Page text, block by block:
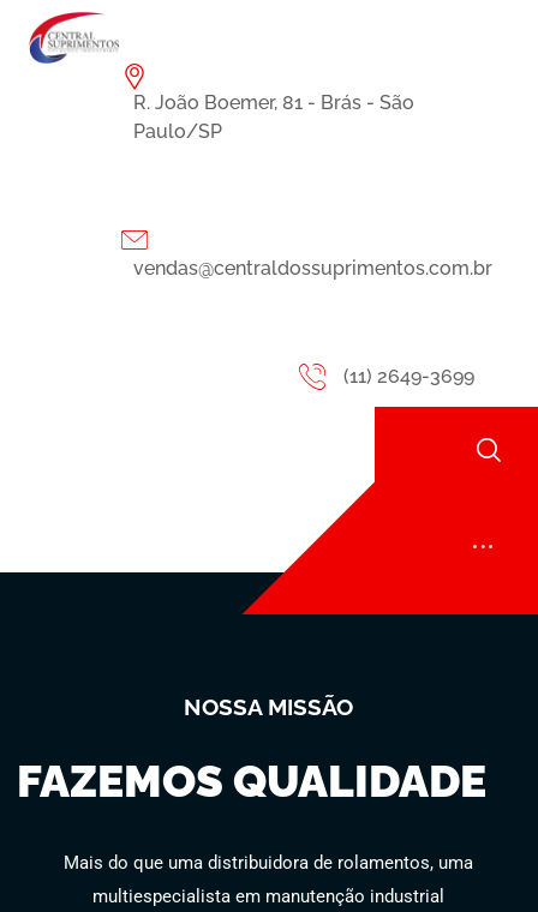
R. João Boemer, 81 - Brás - São
Paulo/SP
vendas@centraldossuprimentos.com.br
(11) 2649-3699
FAZEMOS QUALIDADE
NOSSA MISSÃO
Mais do que uma distribuidora de rolamentos, uma
multiespecialista em manutenção industrial